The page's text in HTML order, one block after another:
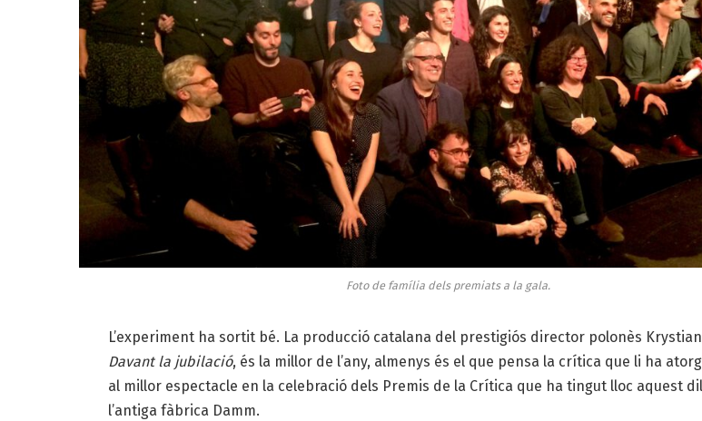
Foto de família dels premiats a la gala.
L’experiment ha sortit bé. La producció catalana del prestigiós director polonès
Davant la jubilació, és la millor de l’any, almenys és el que pensa la crítica que li ha
al millor espectacle en la celebració dels Premis de la Crítica que ha tingut lloc aquest
l’antiga fàbrica Damm.